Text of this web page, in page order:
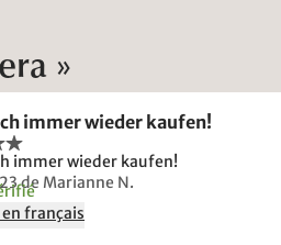
»
immer wieder kaufen!
immer wieder kaufen!
de Marianne N.
français